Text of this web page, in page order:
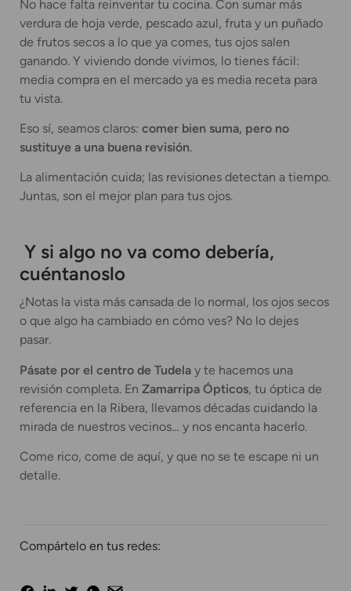
No hace falta reinventar tu cocina. Con sumar más
verdura de hoja verde, pescado azul, fruta y un puñado
de frutos secos a lo que ya comes, tus ojos salen
ganando. Y viviendo donde vivimos, lo tienes fácil:
media compra en el mercado ya es media receta para
tu vista.
Eso sí, seamos claros: comer bien suma, pero no
sustituye a una buena revisión.
La alimentación cuida; las revisiones detectan a tiempo.
Juntas, son el mejor plan para tus ojos.
Y si algo no va como debería,
cuéntanoslo
¿Notas la vista más cansada de lo normal, los ojos secos
o que algo ha cambiado en cómo ves? No lo dejes
pasar.
Pásate por el centro de Tudela y te hacemos una
revisión completa. En Zamarripa Ópticos, tu óptica de
referencia en la Ribera, llevamos décadas cuidando la
mirada de nuestros vecinos… y nos encanta hacerlo.
Come rico, come de aquí, y que no se te escape ni un
detalle.
Compártelo en tus redes: